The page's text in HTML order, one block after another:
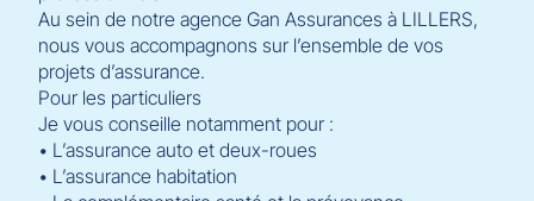
Au sein de notre agence Gan Assurances à LILLERS,
nous vous accompagnons sur l’ensemble de vos
projets d’assurance.
Pour les particuliers
Je vous conseille notamment pour :
• L’assurance auto et deux-roues
• L’assurance habitation